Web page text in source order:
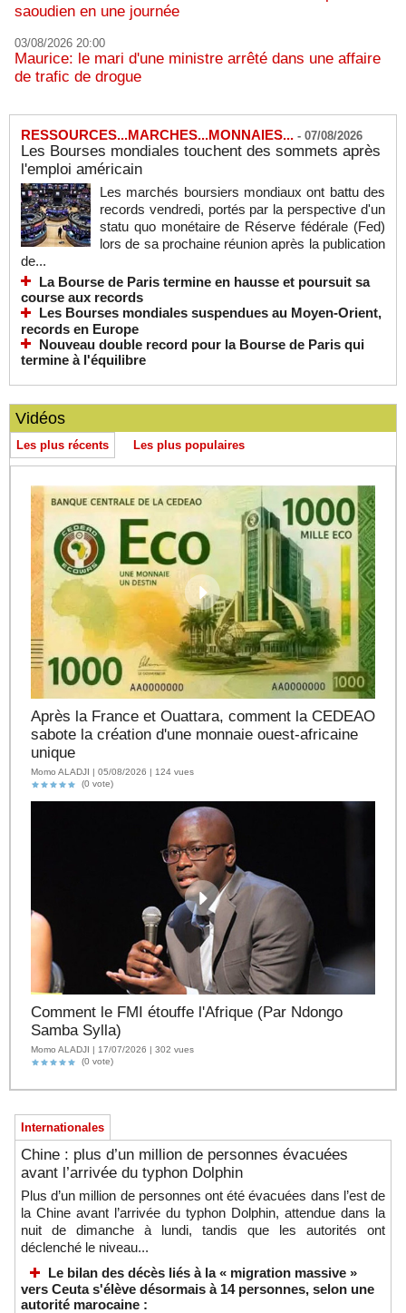
saoudien en une journée
03/08/2026 20:00
Maurice: le mari d'une ministre arrêté dans une affaire
de trafic de drogue
RESSOURCES...MARCHES...MONNAIES... - 07/08/2026
Les Bourses mondiales touchent des sommets après
l'emploi américain
Les marchés boursiers mondiaux ont battu des
records vendredi, portés par la perspective d'un
statu quo monétaire de Réserve fédérale (Fed)
lors de sa prochaine réunion après la publication
de...
La Bourse de Paris termine en hausse et poursuit sa
course aux records
Les Bourses mondiales suspendues au Moyen-Orient,
records en Europe
Nouveau double record pour la Bourse de Paris qui
termine à l'équilibre
Vidéos
Les plus récents Les plus populaires
Après la France et Ouattara, comment la CEDEAO
sabote la création d'une monnaie ouest-africaine
unique
Momo ALADJI | 05/08/2026 | 124 vues
(0 vote)
Comment le FMI étouffe l'Afrique (Par Ndongo
Samba Sylla)
Momo ALADJI | 17/07/2026 | 302 vues
(0 vote)
Internationales
Chine : plus d’un million de personnes évacuées
avant l’arrivée du typhon Dolphin
Plus d’un million de personnes ont été évacuées dans l’est de
la Chine avant l’arrivée du typhon Dolphin, attendue dans la
nuit de dimanche à lundi, tandis que les autorités ont
déclenché le niveau...
Le bilan des décès liés à la « migration massive »
vers Ceuta s'élève désormais à 14 personnes, selon une
autorité marocaine :